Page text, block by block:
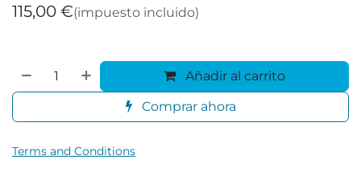
115,00 €(impuesto incluido)
Añadir al carrito
Comprar ahora
Terms and Conditions